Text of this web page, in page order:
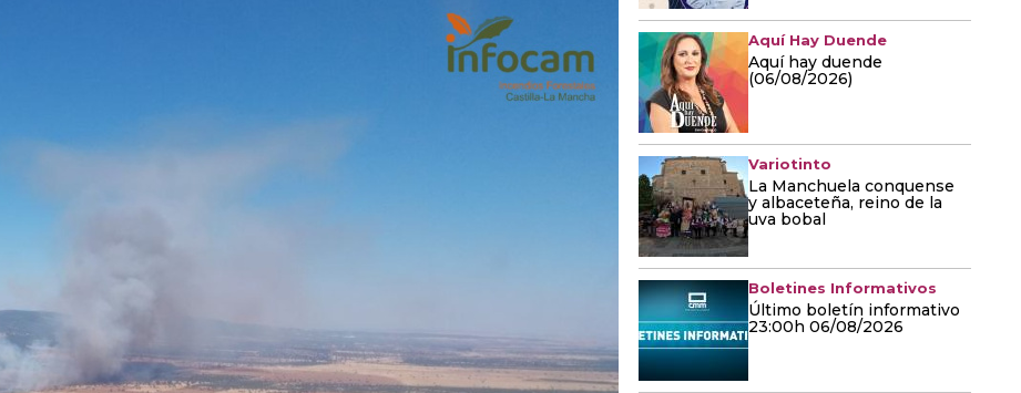
Aquí Hay Duende
Aquí hay duende
(06/08/2026)
Variotinto
La Manchuela conquense
y albaceteña, reino de la
uva bobal
Boletines Informativos
Último boletín informativo
23:00h 06/08/2026